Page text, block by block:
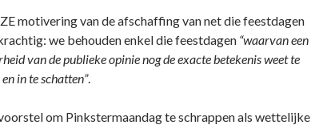
motivering van de afschaffing van net die feestdagen
we behouden enkel die feestdagen “waarvan een
van de publieke opinie nog de exacte betekenis weet te
in te schatten”.
om Pinkstermaandag te schrappen als wettelijke